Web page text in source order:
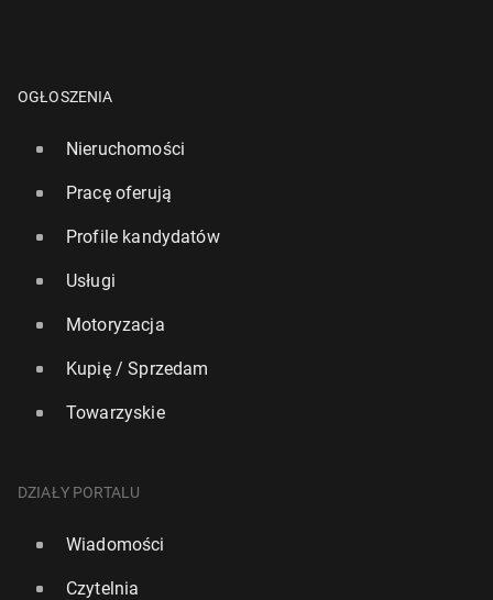
How Poles and Britons Spend on Fun
8 lipca • Artykuł sponsorowany
OGŁOSZENIA
Nieruchomości
Pracę oferują
Profile kandydatów
Usługi
Motoryzacja
Kupię / Sprzedam
Towarzyskie
DZIAŁY PORTALU
Wiadomości
Czytelnia